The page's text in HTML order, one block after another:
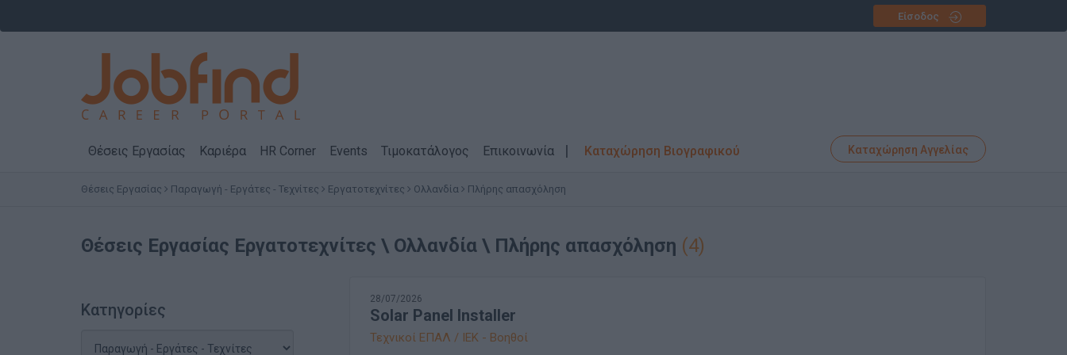
Είσοδος
Θέσεις Εργασίας Καριέρα HR Corner Events Τιμοκατάλογος Επικοινωνία Καταχώρηση Βιογραφικού Καταχώρηση Αγγελίας
Θέσεις Εργασίας Παραγωγή - Εργάτες - Τεχνίτες Εργατοτεχνίτες Ολλανδία Πλήρης απασχόληση
Θέσεις Εργασίας Εργατοτεχνίτες \ Ολλανδία \ Πλήρης απασχόληση (4)
Κατηγορίες
28/07/2026
Solar Panel Installer
Τεχνικοί ΕΠΑΛ / ΙΕΚ - Βοηθοί